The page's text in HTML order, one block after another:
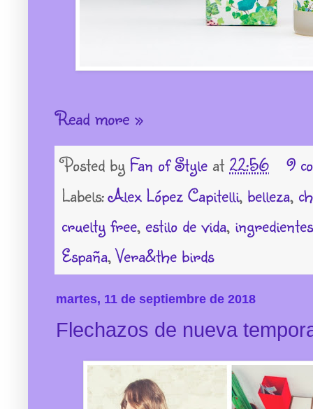
Read more »
Posted by Fan of Style at 22:56
9
Labels:Alex López Capitelli, belleza,
cruelty free, estilo de vida,
España,Vera&the birds
martes, 11 de septiembre de 2018
Flechazos de nueva